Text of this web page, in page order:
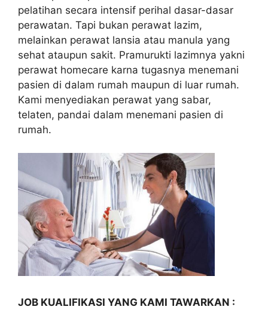
pelatihan secara intensif perihal dasar-dasar
perawatan. Tapi bukan perawat lazim,
melainkan perawat lansia atau manula yang
sehat ataupun sakit. Pramurukti lazimnya yakni
perawat homecare karna tugasnya menemani
pasien di dalam rumah maupun di luar rumah.
Kami menyediakan perawat yang sabar,
telaten, pandai dalam menemani pasien di
rumah.
JOB KUALIFIKASI YANG KAMI TAWARKAN :